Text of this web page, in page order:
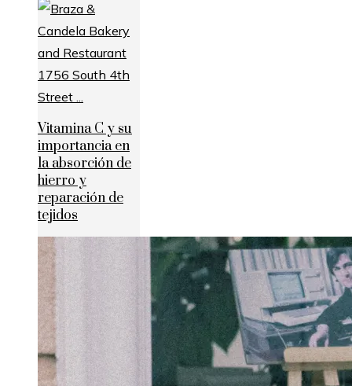
Vitamina C y su
importancia en
la absorción de
hierro y
reparación de
tejidos